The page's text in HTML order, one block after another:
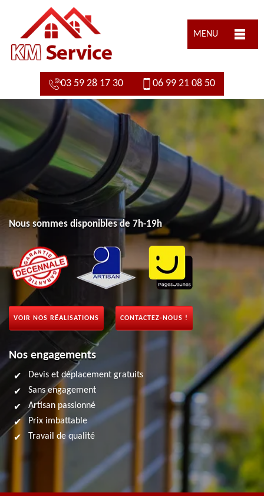
MENU
03 59 28 17 30 06 99 21 08 50
Nous sommes disponibles de 7h-19h
VOIR NOS RÉALISATIONS CONTACTEZ-NOUS !
Nos engagements
Devis et déplacement gratuits
Sans engagement
Artisan passionné
Prix imbattable
Travail de qualité